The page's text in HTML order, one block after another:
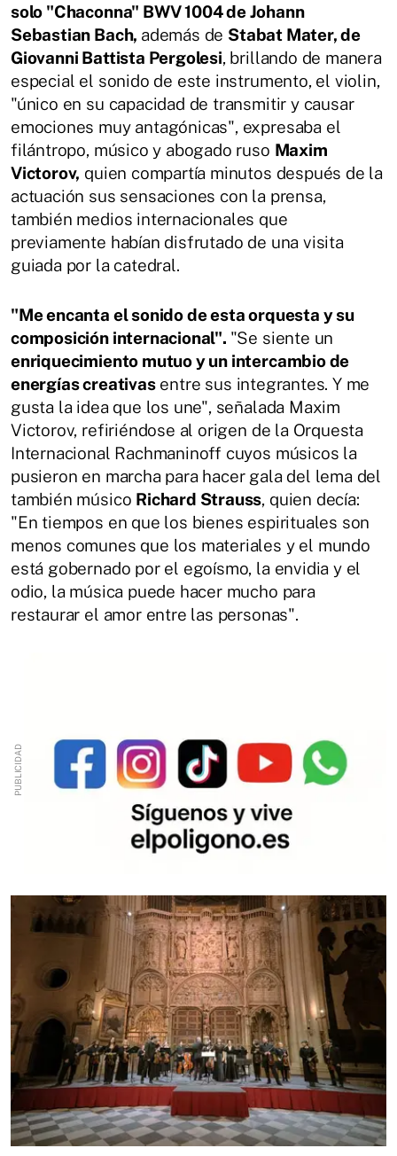
solo "Chaconna" BWV 1004 de Johann
Sebastian Bach, además de Stabat Mater, de
Giovanni Battista Pergolesi, brillando de manera
especial el sonido de este instrumento, el violin,
"único en su capacidad de transmitir y causar
emociones muy antagónicas", expresaba el
filántropo, músico y abogado ruso Maxim
Victorov, quien compartía minutos después de la
actuación sus sensaciones con la prensa,
también medios internacionales que
previamente habían disfrutado de una visita
guiada por la catedral.
"Me encanta el sonido de esta orquesta y su
composición internacional". "Se siente un
enriquecimiento mutuo y un intercambio de
energías creativasentre sus integrantes. Y me
gusta la idea que los une", señalada Maxim
Victorov, refiriéndose al origen de la Orquesta
Internacional Rachmaninoff cuyos músicos la
pusieron en marcha para hacer gala del lema del
también músico Richard Strauss, quien decía:
"En tiempos en que los bienes espirituales son
menos comunes que los materiales y el mundo
está gobernado por el egoísmo, la envidia y el
odio, la música puede hacer mucho para
restaurar el amor entre las personas".